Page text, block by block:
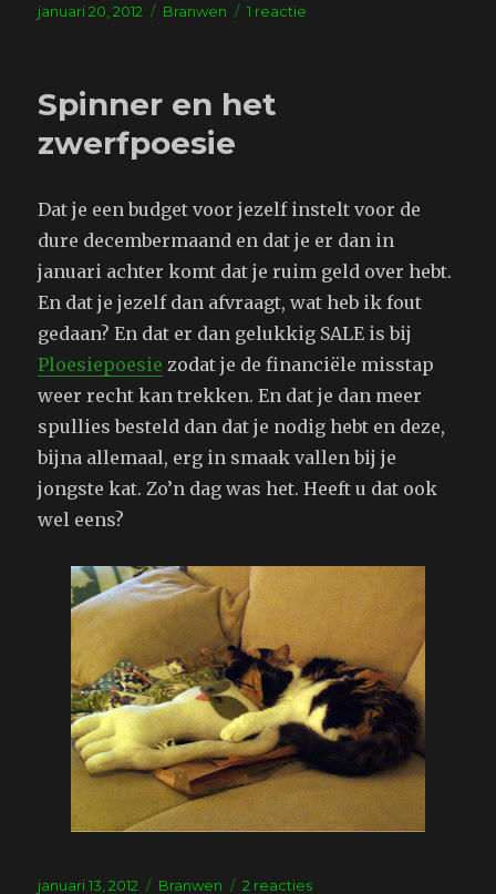
Geplaatst
januari 20, 2012 Tags
Branwen 1 reactie
Spinner en het
zwerfpoesie
Dat je een budget voor jezelf instelt voor de
dure decembermaand en dat je er dan in
januari achter komt dat je ruim geld over hebt.
En dat je jezelf dan afvraagt, wat heb ik fout
gedaan? En dat er dan gelukkig SALE is bij
Ploesiepoesie zodat je de financiële misstap
weer recht kan trekken. En dat je dan meer
spullies besteld dan dat je nodig hebt en deze,
bijna allemaal, erg in smaak vallen bij je
jongste kat. Zo’n dag was het. Heeft u dat ook
wel eens?
Geplaatst
januari 13, 2012 Tags
Branwen 2 reactiesop